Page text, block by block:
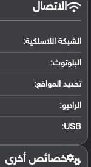
الاتصال
الشبكة اللاسلكية:
البلوتوث:
تحديد المواقع:
الراديو:
USB
:
خصائص أخرى